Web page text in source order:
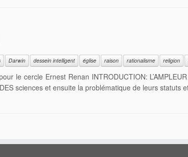
Darwin dessein intelligent église raison rationalisme religion
le cercle Ernest Renan INTRODUCTION:
sciences et ensuite la problématique de leurs